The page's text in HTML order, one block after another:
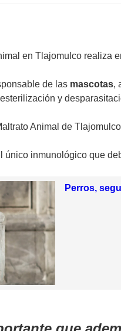
en Tlajomulco realiza
de las mascotas,
y
Animal de
único inmunológico que
Perros,